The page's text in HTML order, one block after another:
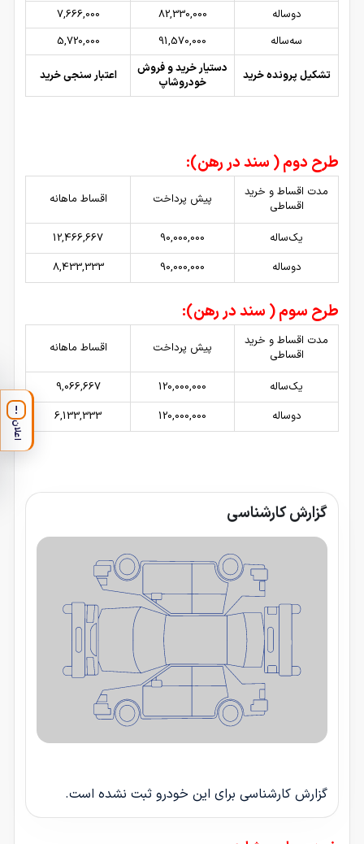
دوساله
82,330,000
7,666,000
سه‌ساله
91,570,000
5,720,000
تشکیل پرونده خرید
دستیار خرید و فروش
خودروشاپ
اعتبار سنجی خرید
طرح دوم ( سند در رهن):
مدت اقساط و خرید
اقساطی
پیش پرداخت اقساط ماهانه
یک‌ساله 90,000,000
12,466,667
دوساله
90,000,000
8,433,333
طرح سوم ( سند در رهن):
مدت اقساط و خرید
اقساطی
پیش پرداخت اقساط ماهانه
یک‌ساله 120,000,000
9,066,667
دوساله
120,000,000
6,133,333
گزارش کارشناسی
گزارش کارشناسی برای این خودرو ثبت نشده است.
!
اعلان